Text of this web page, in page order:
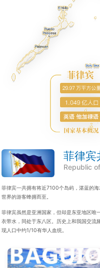
菲律宾
Republic
菲律宾一共拥有将近7100个岛屿，湛蓝的
世界的游客蜂拥而至。
菲律宾虽然是亚洲国家，但却是东亚地区唯
衣带水，同处于东八区。历史上和我国交流
现人口中约1/10有华人血统。